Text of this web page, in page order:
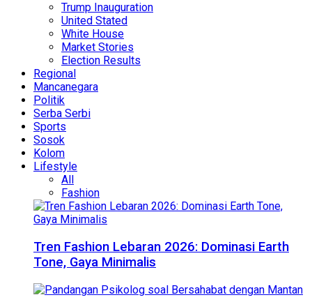
Trump Inauguration
United Stated
White House
Market Stories
Election Results
Regional
Mancanegara
Politik
Serba Serbi
Sports
Sosok
Kolom
Lifestyle
All
Fashion
Tren Fashion Lebaran 2026: Dominasi Earth
Tone, Gaya Minimalis